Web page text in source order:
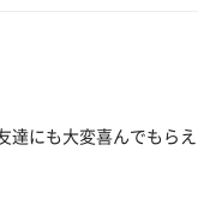
にも大変喜んでもら